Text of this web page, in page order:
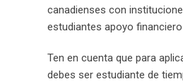
canadienses con
estudiantes apoyo
Ten en cuenta que para
debes ser estudiante de